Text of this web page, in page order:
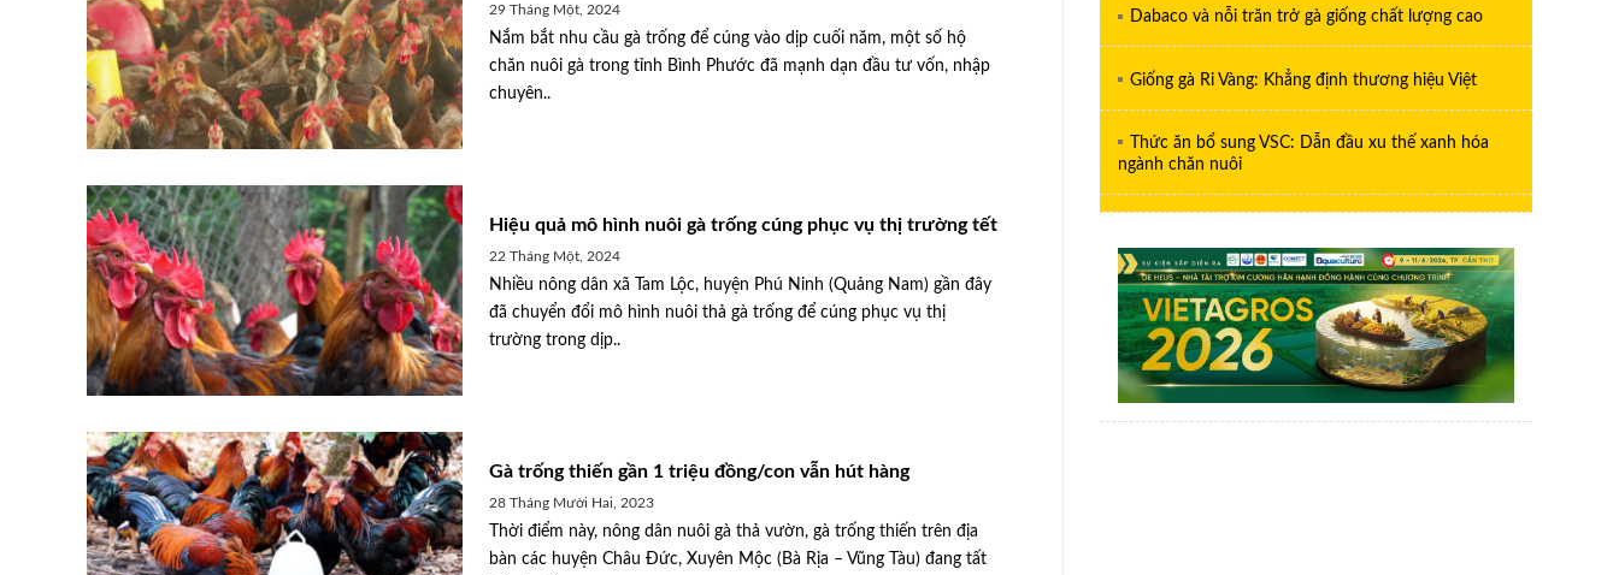
29 Tháng Một, 2024
Nắm bắt nhu cầu gà trống để cúng vào dịp cuối năm, một số hộ
chăn nuôi gà trong tỉnh Bình Phước đã mạnh dạn đầu tư vốn, nhập
chuyên..
Hiệu quả mô hình nuôi gà trống cúng phục vụ thị trường tết
22 Tháng Một, 2024
Nhiều nông dân xã Tam Lộc, huyện Phú Ninh (Quảng Nam) gần đây
đã chuyển đổi mô hình nuôi thả gà trống để cúng phục vụ thị
trường trong dịp..
Gà trống thiến gần 1 triệu đồng/con vẫn hút hàng
28 Tháng Mười Hai, 2023
Thời điểm này, nông dân nuôi gà thả vườn, gà trống thiến trên địa
bàn các huyện Châu Đức, Xuyên Mộc (Bà Rịa – Vũng Tàu) đang tất
Dabaco và nỗi trăn trở gà giống chất lượng cao
Giống gà Ri Vàng: Khẳng định thương hiệu Việt
Thức ăn bổ sung VSC: Dẫn đầu xu thế xanh hóa
ngành chăn nuôi